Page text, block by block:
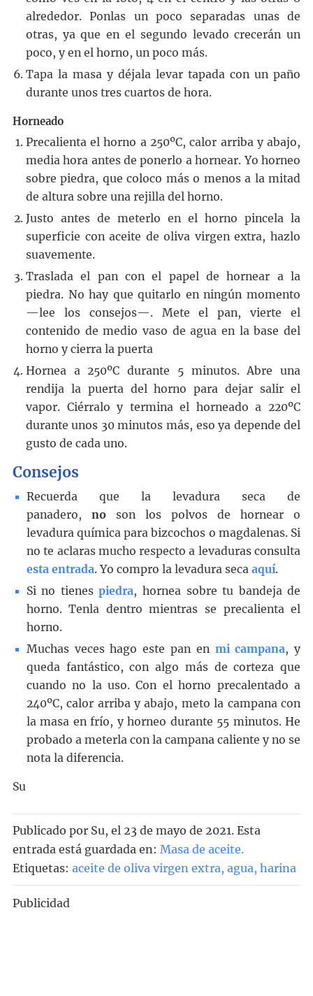
alrededor. Ponlas un poco separadas unas de
otras, ya que en el segundo levado crecerán un
poco, y en el horno, un poco más.
Tapa la masa y déjala levar tapada con un paño
durante unos tres cuartos de hora.
Horneado
Precalienta el horno a 250ºC, calor arriba y abajo,
media hora antes de ponerlo a hornear. Yo horneo
sobre piedra, que coloco más o menos a la mitad
de altura sobre una rejilla del horno.
Justo antes de meterlo en el horno pincela la
superficie con aceite de oliva virgen extra, hazlo
suavemente.
Traslada el pan con el papel de hornear a la
piedra. No hay que quitarlo en ningún momento
—lee los consejos—. Mete el pan, vierte el
contenido de medio vaso de agua en la base del
horno y cierra la puerta
Hornea a 250ºC durante 5 minutos. Abre una
rendija la puerta del horno para dejar salir el
vapor. Ciérralo y termina el horneado a 220ºC
durante unos 30 minutos más, eso ya depende del
gusto de cada uno.
Consejos
Recuerda que la levadura seca de
panadero, noson los polvos de hornear o
levadura química para bizcochos o magdalenas. Si
no te aclaras mucho respecto a levaduras consulta
esta entrada. Yo compro la levadura seca aquí.
Si no tienespiedra, hornea sobre tu bandeja de
horno. Tenla dentro mientras se precalienta el
horno.
Muchas veces hago este pan en mi campana, y
queda fantástico, con algo más de corteza que
cuando no la uso. Con el horno precalentado a
240ºC, calor arriba y abajo, meto la campana con
la masa en frío, y horneo durante 55 minutos. He
probado a meterla con la campana caliente y no se
nota la diferencia.
Su
Publicado por Su, el 23 de mayo de 2021. Esta
entrada está guardada en: Masa de aceite.
Etiquetas: aceite de oliva virgen extra, agua, harina
Publicidad